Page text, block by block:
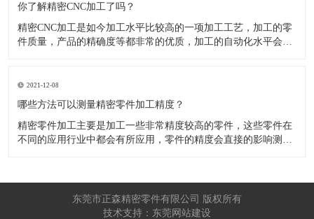
​你了解精密CNC加工了吗？
精密CNC加工是如今加工水平比较高的一项加工工艺，加工的零
件质量，产品的精确度等都非常的优质，加工的自动化水平会比
自动化技术水平高，非常适合加工轮廊样子繁杂的曲线图，斜面
零
2021-12-08
​哪些方法可以测量精密零件加工精度？
精密零件加工主要是加工一些非常精度较高的零件，这些零件在
不同的应用行业中都会有所应用，零件的精度会直接的影响测量
工按量具量仪的读数值是否直接表示被测尺寸的数值，可分为测
东莞市正森精密零件有限公司 版权所有
技术支持：东莞网站建设